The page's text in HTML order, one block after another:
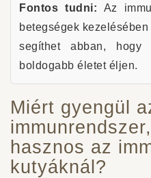
Fontos tudni: Az
betegségek
segíthet abban, hogy
boldogabb életet éljen.
Miért gyengül
hasznos az
kutyáknál?